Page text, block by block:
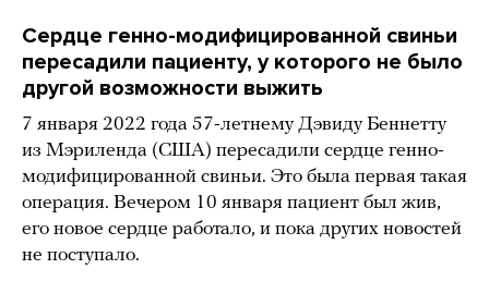
Сердце генно-модифицированной свиньи
пересадили пациенту, у которого не было
другой возможности выжить
7 января 2022 года 57-летнему Дэвиду Беннетту
из Мэриленда (США) пересадили сердце генно-
модифицированной свиньи. Это была первая такая
операция. Вечером 10 января пациент был жив,
его новое сердце работало, и пока других новостей
не поступало.